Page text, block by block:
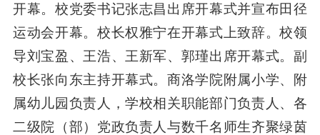
开幕。校党委书记张志昌出席开幕式并宣布田径
运动会开幕。校长权雅宁在开幕式上致辞。校领
导刘宝盈、王浩、王新军、郭瑾出席开幕式。副
校长张向东主持开幕式。商洛学院附属小学、附
属幼儿园负责人，学校相关职能部门负责人、各
二级院（部）党政负责人与数千名师生齐聚绿茵